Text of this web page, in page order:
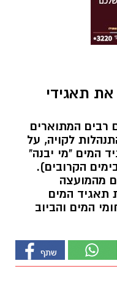
את תאגידי
רבים המתוארים
לקויה, על
המים "מי יבנה"
הקרובים).
מהמועצה
תאגיד המים
המים והביוב